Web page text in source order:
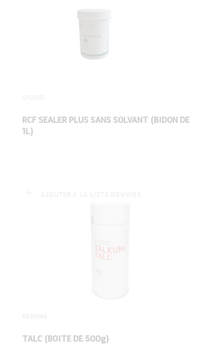
5159091
RCF SEALER PLUS SANS SOLVANT (BIDON DE
1L)
5930649
TALC (BOITE DE 500g)